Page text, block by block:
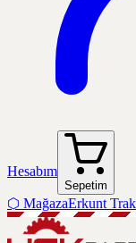
Hesabım
Sepetim
⬡ MağazaErkunt